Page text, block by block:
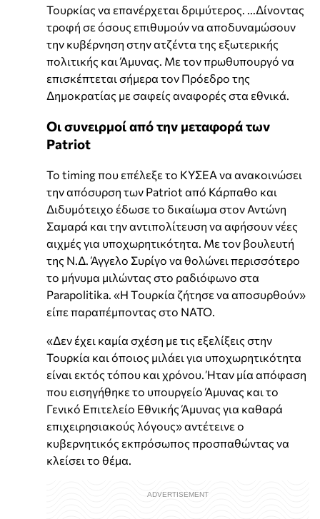
Τουρκίας να επανέρχεται δριμύτερος. ...Δίνοντας
τροφή σε όσους επιθυμούν να αποδυναμώσουν
την κυβέρνηση στην ατζέντα της εξωτερικής
πολιτικής και Άμυνας. Με τον πρωθυπουργό να
επισκέπτεται σήμερα τον Πρόεδρο της
Δημοκρατίας με σαφείς αναφορές στα εθνικά.
Οι συνειρμοί από την μεταφορά των
Patriot
Το timing που επέλεξε το ΚΥΣΕΑ να ανακοινώσει
την απόσυρση των Patriot από Κάρπαθο και
Διδυμότειχο έδωσε το δικαίωμα στον Αντώνη
Σαμαρά και την αντιπολίτευση να αφήσουν νέες
αιχμές για υποχωρητικότητα. Με τον βουλευτή
της Ν.Δ. Άγγελο Συρίγο να θολώνει περισσότερο
το μήνυμα μιλώντας στο ραδιόφωνο στα
Parapolitika. «H Tουρκία ζήτησε να αποσυρθούν»
είπε παραπέμποντας στο ΝΑΤΟ.
«Δεν έχει καμία σχέση με τις εξελίξεις στην
Τουρκία και όποιος μιλάει για υποχωρητικότητα
είναι εκτός τόπου και χρόνου. Ήταν μία απόφαση
που εισηγήθηκε το υπουργείο Άμυνας και το
Γενικό Επιτελείο Εθνικής Άμυνας για καθαρά
επιχειρησιακούς λόγους» αντέτεινε ο
κυβερνητικός εκπρόσωπος προσπαθώντας να
κλείσει το θέμα.